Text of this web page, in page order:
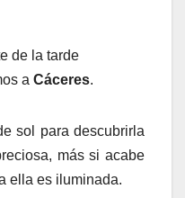
de la tarde
a Cáceres.
sol para descubrirla
más si acabe
ella es iluminada.